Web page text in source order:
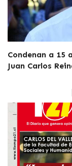
Condenan a 15
Juan Carlos